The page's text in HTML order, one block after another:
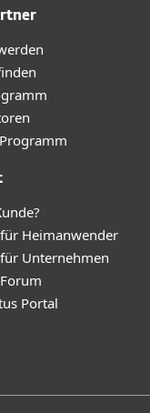
Heimanwender
Unternehmen
Portal